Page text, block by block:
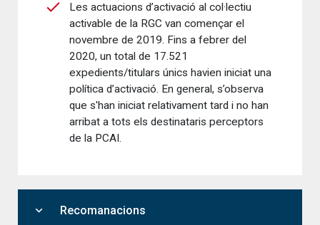
Les actuacions d’activació al col·lectiu
activable de la RGC van començar el
novembre de 2019. Fins a febrer del
2020, un total de 17.521
expedients/titulars únics havien iniciat una
política d’activació. En general, s’observa
que s'han iniciat relativament tard i no han
arribat a tots els destinataris perceptors
de la PCAI.
expand_more Recomanacions